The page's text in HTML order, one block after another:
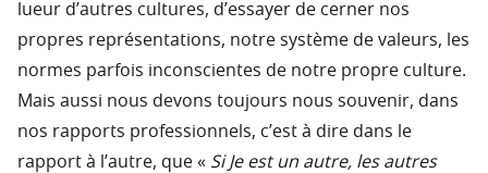
lueur d’autres cultures, d’essayer de cerner nos
propres représentations, notre système de valeurs, les
normes parfois inconscientes de notre propre culture.
Mais aussi nous devons toujours nous souvenir, dans
nos rapports professionnels, c’est à dire dans le
rapport à l’autre, que « Si Je est un autre, les autres